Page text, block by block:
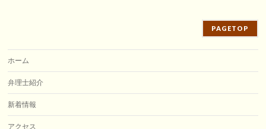
PAGETOP
ホーム
弁理士紹介
新着情報
アクセス